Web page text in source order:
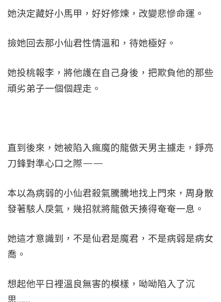
她決定藏好小馬甲，好好修煉，改變悲慘命運。
撿她回去那小仙君性情溫和，待她極好。
她投桃報李，將他護在自己身後，把欺負他的那些
頑劣弟子一個個趕走。
直到後來，她被陷入瘋魔的龍傲天男主擄走，錚亮
刀鋒對準心口之際——
本以為病弱的小仙君殺氣騰騰地找上門來，周身散
發著駭人戾氣，幾招就將龍傲天揍得奄奄一息。
她這才意識到，不是仙君是魔君，不是病弱是病女
喬。
想起他平日裡溫良無害的模樣，呦呦陷入了沉